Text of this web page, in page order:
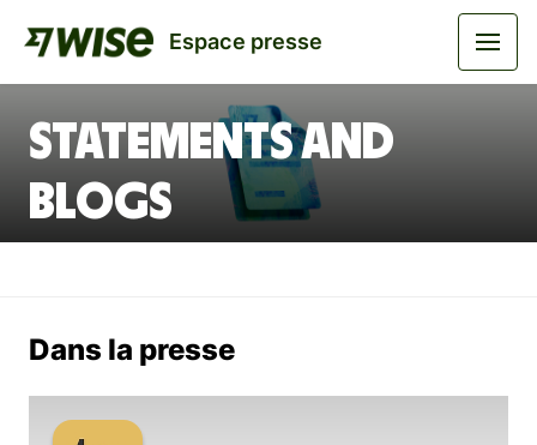
Espace presse
Statements and
Blogs
Dans la presse